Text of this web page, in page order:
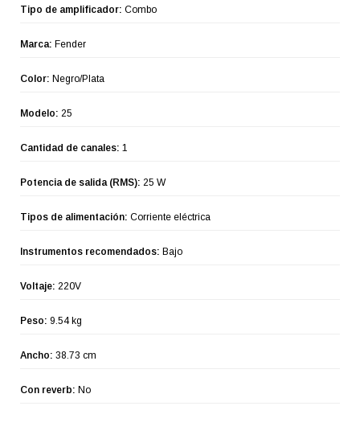
Tipo de amplificador: Combo
Marca: Fender
Color: Negro/Plata
Modelo: 25
Cantidad de canales: 1
Potencia de salida (RMS): 25 W
Tipos de alimentación: Corriente eléctrica
Instrumentos recomendados: Bajo
Voltaje: 220V
Peso: 9.54 kg
Ancho: 38.73 cm
Con reverb: No